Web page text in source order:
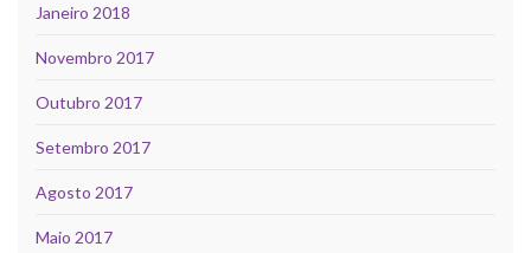
Janeiro 2018
Novembro 2017
Outubro 2017
Setembro 2017
Agosto 2017
Maio 2017